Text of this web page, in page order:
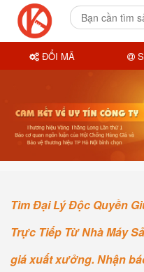
Tìm Đại Lý Độc Quyền
Trực Tiếp Từ Nhà Máy
giá xuất xưởng. Nhận
ĐỔI MÃ